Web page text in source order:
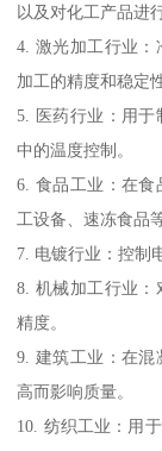
以及对化工产品进
4. 激光加工行业
加工的精度和稳定性
5. 医药行业：用
中的温度控制。
6. 食品工业：在
工设备、速冻食品等
7. 电镀行业：控制
8. 机械加工行业
精度。
9. 建筑工业：在
高而影响质量。
10. 纺织工业：用